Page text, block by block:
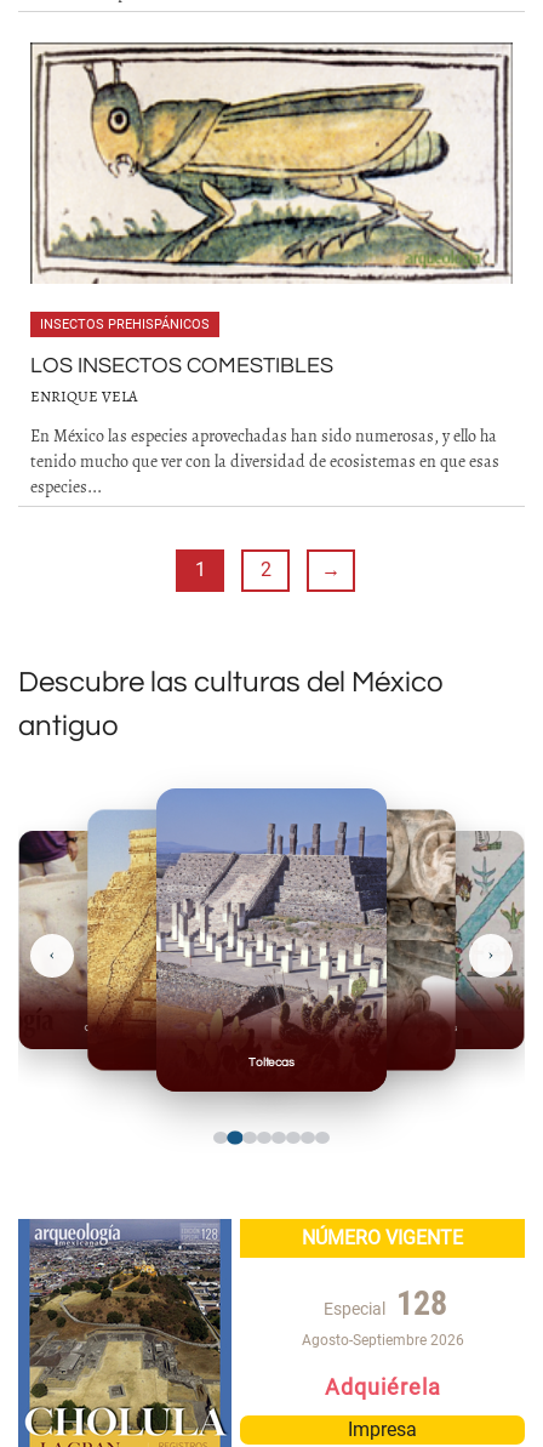
INSECTOS PREHISPÁNICOS
LOS INSECTOS COMESTIBLES
ENRIQUE VELA
En México las especies aprovechadas han sido numerosas, y ello ha
tenido mucho que ver con la diversidad de ecosistemas en que esas
especies...
1 2 →
Descubre las culturas del México
antiguo
Toltecas
Mexicas
Olmecas
‹ ›
NÚMERO VIGENTE
Especial 128
Agosto-Septiembre 2026
Adquiérela
Impresa